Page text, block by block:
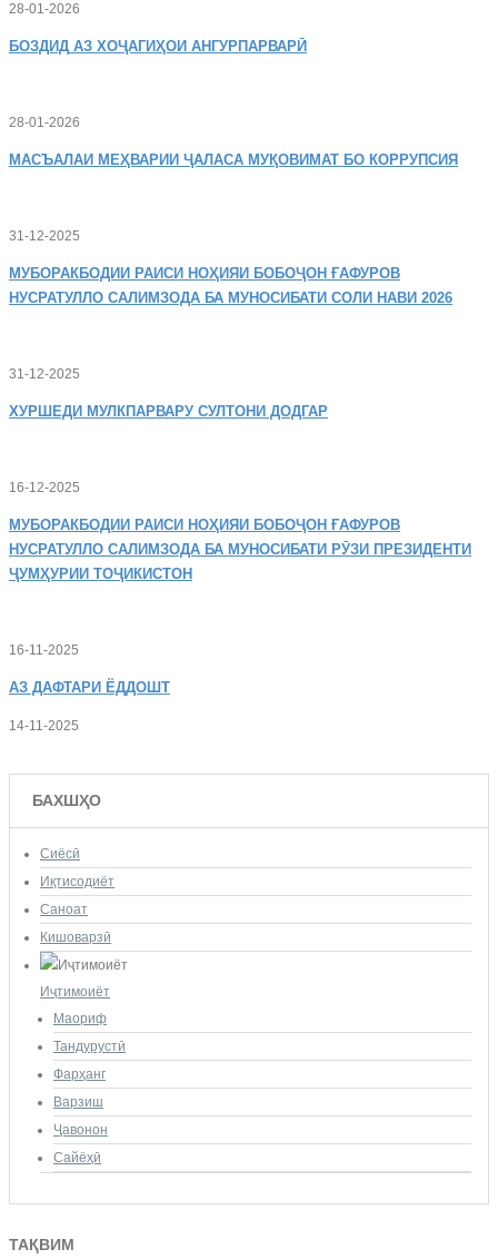
28-01-2026
БОЗДИД АЗ ХОҶАГИҲОИ АНГУРПАРВАРӢ
28-01-2026
МАСЪАЛАИ МЕҲВАРИИ ҶАЛАСА МУҚОВИМАТ БО КОРРУПСИЯ
31-12-2025
МУБОРАКБОДИИ РАИСИ НОҲИЯИ БОБОҶОН ҒАФУРОВ
НУСРАТУЛЛО САЛИМЗОДА БА МУНОСИБАТИ СОЛИ НАВИ 2026
31-12-2025
ХУРШЕДИ МУЛКПАРВАРУ СУЛТОНИ ДОДГАР
16-12-2025
МУБОРАКБОДИИ РАИСИ НОҲИЯИ БОБОҶОН ҒАФУРОВ
НУСРАТУЛЛО САЛИМЗОДА БА МУНОСИБАТИ РӮЗИ ПРЕЗИДЕНТИ
ҶУМҲУРИИ ТОҶИКИСТОН
16-11-2025
АЗ ДАФТАРИ ЁДДОШТ
14-11-2025
БАХШҲО
Сиёсӣ
Иқтисодиёт
Саноат
Кишоварзӣ
Иҷтимоиёт
Маориф
Тандурустӣ
Фарҳанг
Варзиш
Ҷавонон
Сайёҳӣ
ТАҚВИМ